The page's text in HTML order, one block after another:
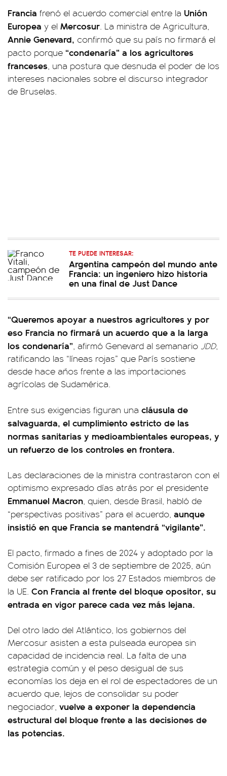
Francia frenó el acuerdo comercial entre la Unión
Europea y el Mercosur. La ministra de Agricultura,
Annie Genevard, confirmó que su país no firmará el
pacto porque “condenaría” a los agricultores
franceses, una postura que desnuda el poder de los
intereses nacionales sobre el discurso integrador
de Bruselas.
TE PUEDE INTERESAR:
Argentina campeón del mundo ante
Francia: un ingeniero hizo historia
en una final de Just Dance
“Queremos apoyar a nuestros agricultores y por
eso Francia no firmará un acuerdo que a la larga
los condenaría”, afirmó Genevard al semanario JDD,
ratificando las “líneas rojas” que París sostiene
desde hace años frente a las importaciones
agrícolas de Sudamérica.
Entre sus exigencias figuran una cláusula de
salvaguarda, el cumplimiento estricto de las
normas sanitarias y medioambientales europeas, y
un refuerzo de los controles en frontera.
Las declaraciones de la ministra contrastaron con el
optimismo expresado días atrás por el presidente
Emmanuel Macron, quien, desde Brasil, habló de
“perspectivas positivas” para el acuerdo, aunque
insistió en que Francia se mantendrá “vigilante”.
El pacto, firmado a fines de 2024 y adoptado por la
Comisión Europea el 3 de septiembre de 2025, aún
debe ser ratificado por los 27 Estados miembros de
la UE. Con Francia al frente del bloque opositor, su
entrada en vigor parece cada vez más lejana.
Del otro lado del Atlántico, los gobiernos del
Mercosur asisten a esta pulseada europea sin
capacidad de incidencia real. La falta de una
estrategia común y el peso desigual de sus
economías los deja en el rol de espectadores de un
acuerdo que, lejos de consolidar su poder
negociador, vuelve a exponer la dependencia
estructural del bloque frente a las decisiones de
las potencias.